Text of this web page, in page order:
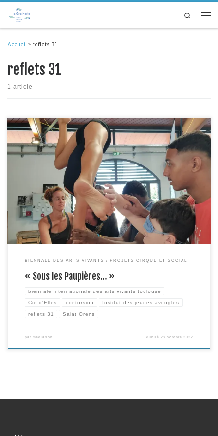
Passer au contenu
Search
Accueil » reflets 31
reflets 31
1 article
Autour des performances “Sous les paupières” proposées par la Cie d’Elles
à St Orens dans le cadre de la Biennale Internationale des Arts vivants,
Yaëlle Antoine et les contorsionnistes qui l’accompagnent sont allées à la
rencontre des publics, via des ateliers aux Mazades et dans la Halle
Gourmande de St […]
BIENNALE DES ARTS VIVANTS PROJETS CIRQUE ET SOCIAL
« Sous les Paupières… »
biennale internationale des arts vivants toulouse
Cie d'Elles contorsion Institut des jeunes aveugles
reflets 31 Saint Orens
par mediation Publié 28 octobre 2022